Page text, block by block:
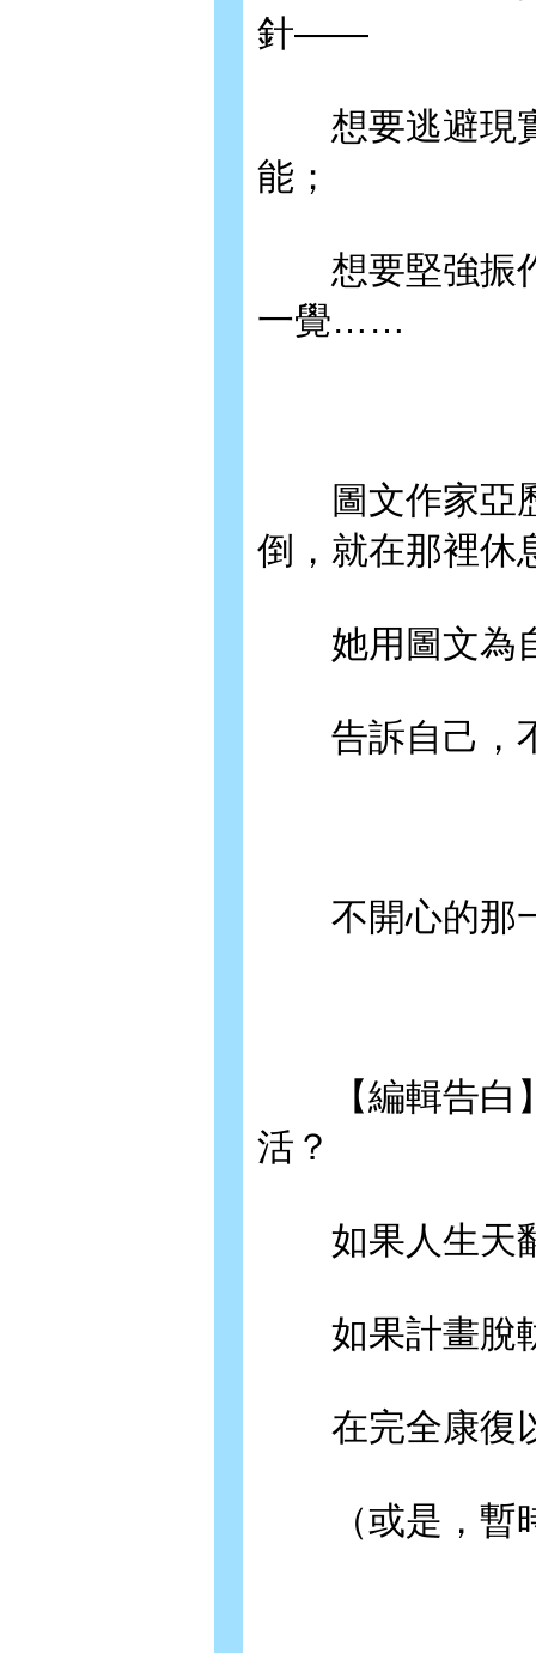
針——
想要逃避現實
能；
想要堅強振作
一覺……
圖文作家亞歷
倒，就在那裡休
她用圖文為自
告訴自己，不
不開心的那一
【編輯告白】
活？
如果人生天翻
如果計畫脫
在完全康復以
（或是，暫時